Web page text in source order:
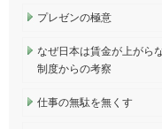
プレゼンの極意
なぜ日本は賃金が上が
制度からの考察
仕事の無駄を無くす